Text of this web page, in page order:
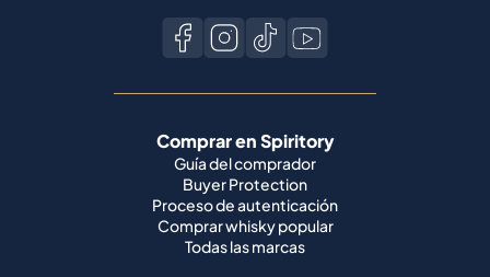
Comprar en Spiritory
Guía del comprador
Buyer Protection
Proceso de autenticación
Comprar whisky popular
Todas las marcas